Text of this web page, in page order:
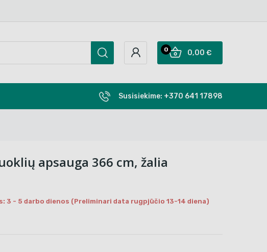
0,00 €
0
Susisiekime: +370 641 17898
apsauga 366 cm, žalia
3 - 5 darbo dienos (Preliminari data rugpjūčio 13-14 diena)